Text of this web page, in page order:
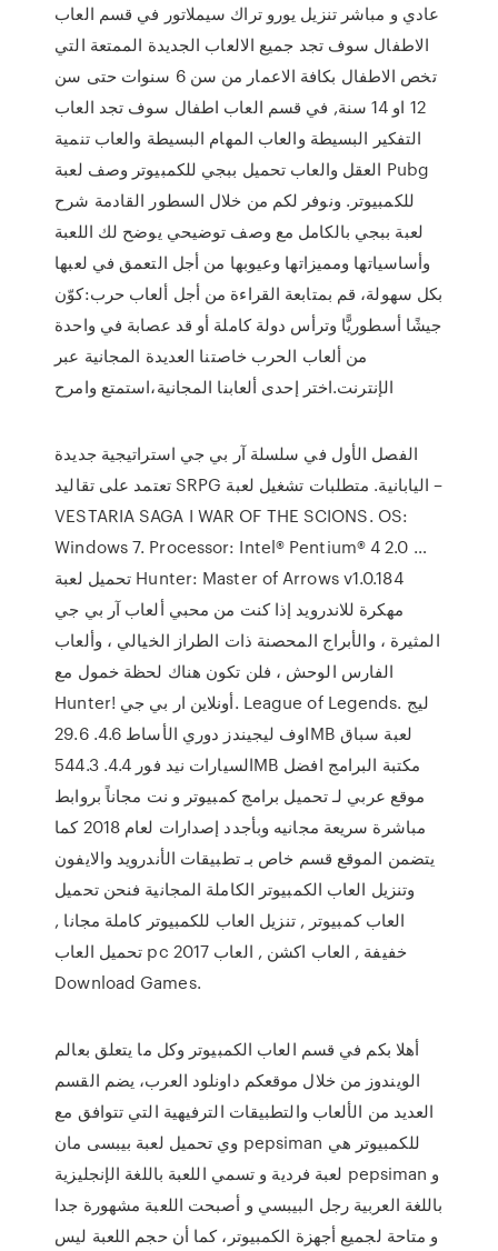
عادي و مباشر تنزيل يورو تراك سيملاتور في قسم العاب
الاطفال سوف تجد جميع الالعاب الجديدة الممتعة التي
تخص الاطفال بكافة الاعمار من سن 6 سنوات حتى سن
12 او 14 سنة, في قسم العاب اطفال سوف تجد العاب
التفكير البسيطة والعاب المهام البسيطة والعاب تنمية
العقل والعاب تحميل ببجي للكمبيوتر وصف لعبة Pubg
للكمبيوتر. ونوفر لكم من خلال السطور القادمة شرح
لعبة ببجي بالكامل مع وصف توضيحي يوضح لك اللعبة
وأساسياتها ومميزاتها وعيوبها من أجل التعمق في لعبها
بكل سهولة، قم بمتابعة القراءة من أجل ألعاب حرب:كوّن
جيشًا أسطوريًّا وترأس دولة كاملة أو قد عصابة في واحدة
من ألعاب الحرب خاصتنا العديدة المجانية عبر
الإنترنت.اختر إحدى ألعابنا المجانية،استمتع وامرح
الفصل الأول في سلسلة آر بي جي استراتيجية جديدة
تعتمد على تقاليد SRPG اليابانية. متطلبات تشغيل لعبة –
VESTARIA SAGA I WAR OF THE SCIONS. OS:
Windows 7. Processor: Intel® Pentium® 4 2.0 …
تحميل لعبة Hunter: Master of Arrows v1.0.184
مهكرة للاندرويد إذا كنت من محبي ألعاب آر بي جي
المثيرة ، والأبراج المحصنة ذات الطراز الخيالي ، وألعاب
الفارس الوحش ، فلن تكون هناك لحظة خمول مع
Hunter! أونلاين ار بي جي. League of Legends. ليج
اوف ليجيندز دوري الأساط 4.6. 29.6MB لعبة سباق
السيارات نيد فور 4.4. 544.3MB مكتبة البرامج افضل
موقع عربي لـ تحميل برامج كمبيوتر و نت مجاناً بروابط
مباشرة سريعة مجانيه وبأجدد إصدارات لعام 2018 كما
يتضمن الموقع قسم خاص بـ تطبيقات الأندرويد والايفون
وتنزيل العاب الكمبيوتر الكاملة المجانية فنحن تحميل
العاب كمبيوتر , تنزيل العاب للكمبيوتر كاملة مجانا ,
تحميل العاب pc خفيفة , العاب اكشن , العاب 2017
Download Games.
أهلا بكم في قسم العاب الكمبيوتر وكل ما يتعلق بعالم
الويندوز من خلال موقعكم داونلود العرب، يضم القسم
العديد من الألعاب والتطبيقات الترفيهية التي تتوافق مع
وي تحميل لعبة بيبسى مان pepsiman للكمبيوتر هي
لعبة فردية و تسمي اللعبة باللغة الإنجليزية pepsiman و
باللغة العربية رجل البيبسي و أصبحت اللعبة مشهورة جدا
و متاحة لجميع أجهزة الكمبيوتر، كما أن حجم اللعبة ليس